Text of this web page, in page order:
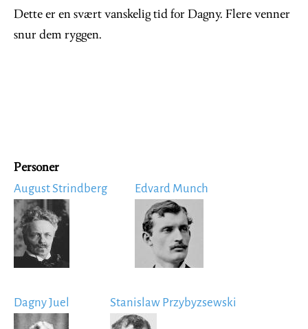
Dette er en svært vanskelig tid for Dagny. Flere venner
snur dem ryggen.
Personer
August Strindberg
Image
Edvard Munch
Image
Dagny Juel
Image
Stanislaw Przybyzsewski
Image